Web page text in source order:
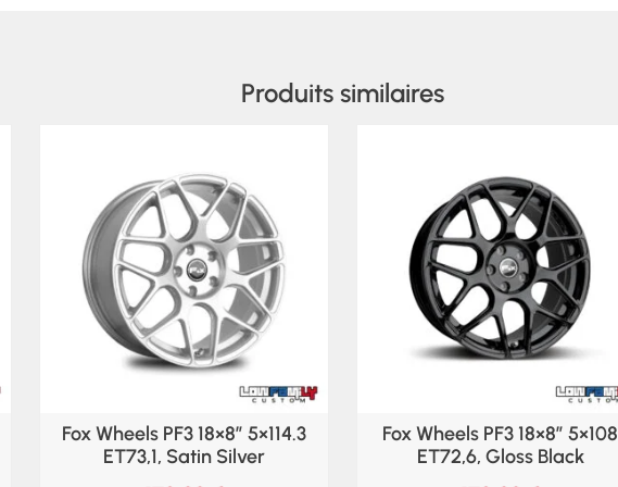
Produits similaires
Fox Wheels PF3 18×8″ 5×114.3
ET73,1, Satin Silver
Fox Wheels PF3 18×8″ 5×108
ET72,6, Gloss Black